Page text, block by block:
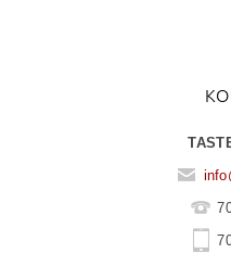
info